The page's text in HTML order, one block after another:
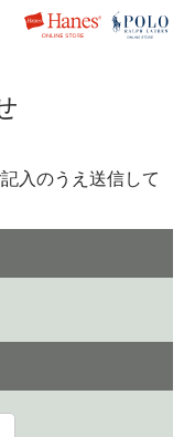
入のうえ送信して